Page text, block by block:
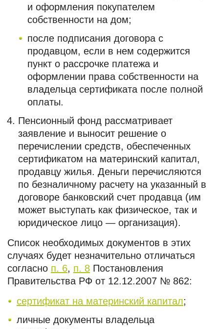
и оформления покупателем
собственности на дом;
после подписания договора с
продавцом, если в нем содержится
пункт о рассрочке платежа и
оформлении права собственности на
владельца сертификата после полной
оплаты.
Пенсионный фонд рассматривает
заявление и выносит решение о
перечислении средств, обеспеченных
сертификатом на материнский капитал,
продавцу жилья. Деньги перечисляются
по безналичному расчету на указанный в
договоре банковский счет продавца (им
может выступать как физическое, так и
юридическое лицо — организация).
Список необходимых документов в этих
случаях будет незначительно отличаться
согласно п. 6, п. 8 Постановления
Правительства РФ от 12.12.2007 № 862:
сертификат на материнский капитал;
личные документы владельца